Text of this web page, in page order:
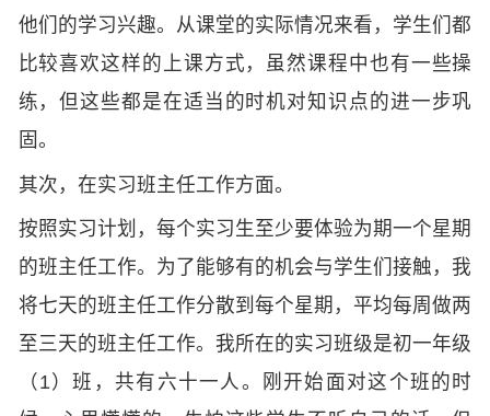
他们的学习兴趣。从课堂的实际情况来看，学生们都
比较喜欢这样的上课方式，虽然课程中也有一些操
练，但这些都是在适当的时机对知识点的进一步巩
固。
其次，在实习班主任工作方面。
按照实习计划，每个实习生至少要体验为期一个星期
的班主任工作。为了能够有的机会与学生们接触，我
将七天的班主任工作分散到每个星期，平均每周做两
至三天的班主任工作。我所在的实习班级是初一年级
（1）班，共有六十一人。刚开始面对这个班的时